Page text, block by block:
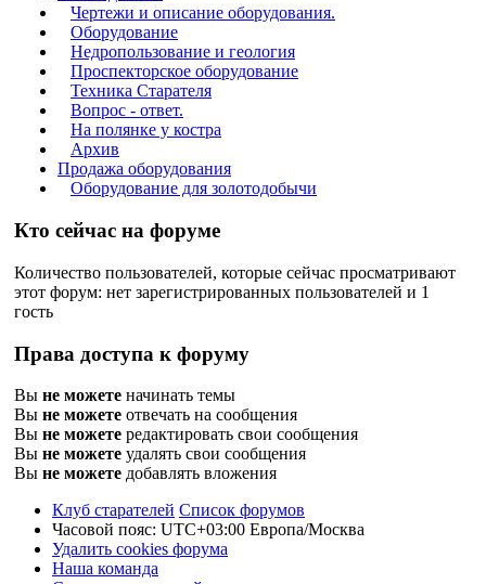
Чертежи и описание оборудования.
Оборудование
Недропользование и геология
Проспекторское оборудование
Техника Старателя
Вопрос - ответ.
На полянке у костра
Архив
Продажа оборудования
Оборудование для золотодобычи
Кто сейчас на форуме
Количество пользователей, которые сейчас просматривают
этот форум: нет зарегистрированных пользователей и 1
гость
Права доступа к форуму
Вы не можете начинать темы
Вы не можете отвечать на сообщения
Вы не можете редактировать свои сообщения
Вы не можете удалять свои сообщения
Вы не можете добавлять вложения
Клуб старателей Список форумов
Часовой пояс: UTC+03:00 Европа/Москва
Удалить cookies форума
Наша команда